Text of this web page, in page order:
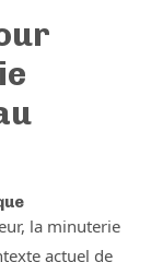
la minuterie
actuel de